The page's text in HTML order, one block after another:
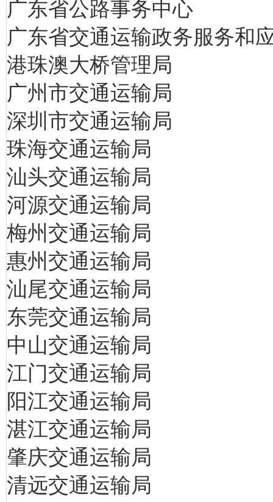
广东省公路事务中心
广东省交通运输政务服务和
港珠澳大桥管理局
广州市交通运输局
深圳市交通运输局
珠海交通运输局
汕头交通运输局
河源交通运输局
梅州交通运输局
惠州交通运输局
汕尾交通运输局
东莞交通运输局
中山交通运输局
江门交通运输局
阳江交通运输局
湛江交通运输局
肇庆交通运输局
清远交通运输局